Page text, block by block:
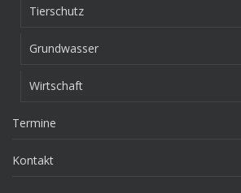
Tierschutz
Grundwasser
Wirtschaft
Termine
Kontakt